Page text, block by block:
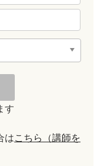
す
はこちら（講師を